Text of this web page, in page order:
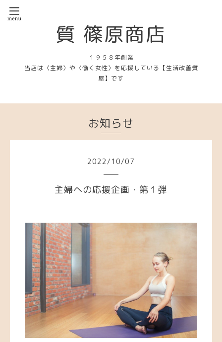
質 篠原商店
１９５８年創業
当店は〈主婦〉や〈働く女性〉を応援している【生活改善質
屋】です
お知らせ
2022/ 10/07
主婦への応援企画・第１弾